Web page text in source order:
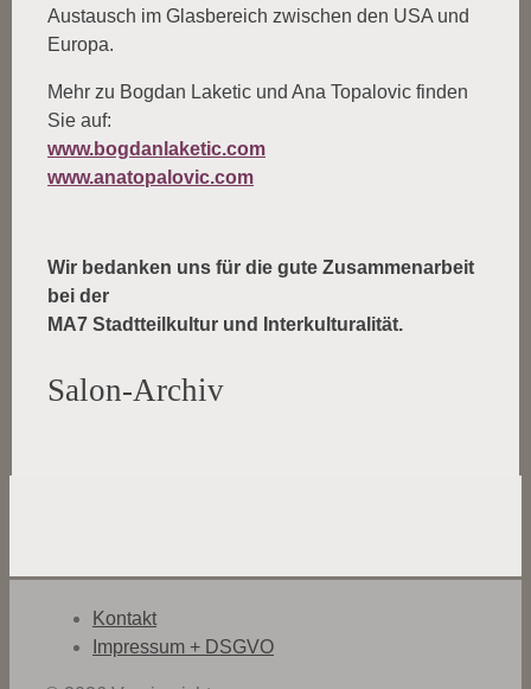
Austausch im Glasbereich zwischen den USA und
Europa.
Mehr zu Bogdan Laketic und Ana Topalovic finden
Sie auf:
www.bogdanlaketic.com
www.anatopalovic.com
Wir bedanken uns für die gute Zusammenarbeit
bei der
MA7 Stadtteilkultur und Interkulturalität.
Salon-Archiv
Kontakt
Impressum + DSGVO